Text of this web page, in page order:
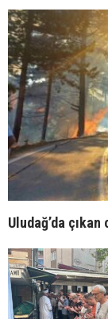
Uludağ’da